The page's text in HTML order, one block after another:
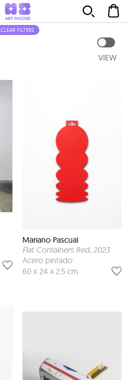
CLEAR FILTERS
VIEW
Mariano Pascual
Flat Containers Red, 2023
Acero pintado
60 x 24 x 2.5 cm